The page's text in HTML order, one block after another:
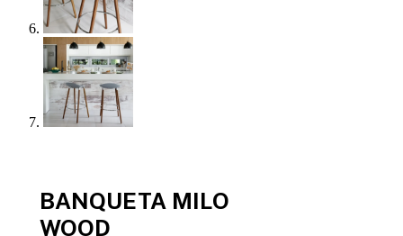
BANQUETA MILO
WOOD